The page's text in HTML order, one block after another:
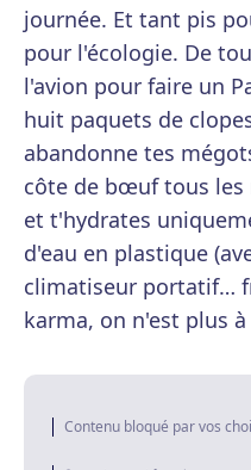
journée. Et tant pis
pour l'écologie. De
l'avion pour faire un
huit paquets de
abandonne tes
côte de bœuf tous
et t'hydrates
d'eau en plastique
climatiseur portatif…
karma, on n'est plus à
Contenu bloqué par vos